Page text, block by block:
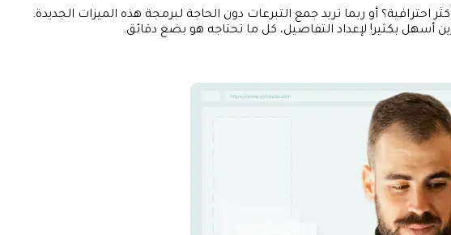
احترافية؟ أو ربما تريد جمع التبرعات دون الحاجة لبرمجة هذه الميزات الجديدة.
أسهل بكثير! لإعداد التفاصيل، كل ما تحتاجه هو بضع دقائق.